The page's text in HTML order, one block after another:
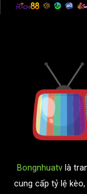
Bongnhuatv là
cung cấp tỷ lệ